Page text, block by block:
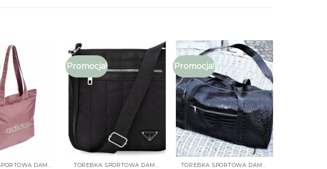
TOREBKA SPORTOWA DAMSKA
Promocja!
TOREBKA SPORTOWA DAMSKA
Promocja!
TOREBKA SPORTOWA DAMSKA